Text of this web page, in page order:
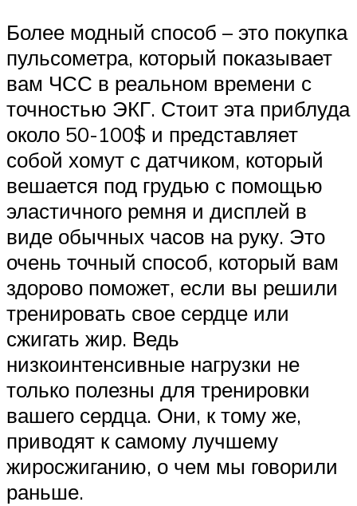
Более модный способ – это покупка
пульсометра, который показывает
вам ЧСС в реальном времени с
точностью ЭКГ. Стоит эта приблуда
около 50-100$ и представляет
собой хомут с датчиком, который
вешается под грудью с помощью
эластичного ремня и дисплей в
виде обычных часов на руку. Это
очень точный способ, который вам
здорово поможет, если вы решили
тренировать свое сердце или
сжигать жир. Ведь
низкоинтенсивные нагрузки не
только полезны для тренировки
вашего сердца. Они, к тому же,
приводят к самому лучшему
жиросжиганию, о чем мы говорили
раньше.